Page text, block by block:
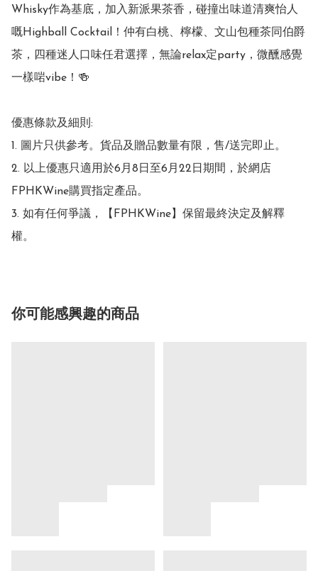
Whisky作為基底，加入新派果茶香，碰撞出味道清爽怡人
嘅Highball Cocktail！仲有⽩桃、檸檬、⽂⼭包種茶同伯爵
茶，四種迷人口味任君選擇，無論relax定party，微醺感覺
一樣啱vibe！🍻
優惠條款及細則:
1. 圖片只供參考。貨品及贈品數量有限，售/送完即止。
2. 以上優惠只適用於6月8日至6月22日期間，於網店
FPHKWine購買指定產品。
3. 如有任何爭議，【FPHKWine】保留最終決定及解釋
權。
你可能感興趣的商品